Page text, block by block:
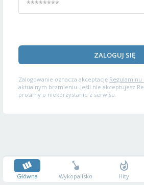
ZALOGUJ SIĘ
Zalogowanie oznacza akceptację Regulaminu
aktualnym brzmieniu. Jeśli nie akceptujesz
prosimy o niekorzystanie z serwisu.
Główna Wykopalisko Hity